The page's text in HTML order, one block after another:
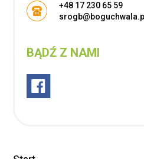
+48 17 230 65 59
srogb@boguchwala.pl
BĄDŹ Z NAMI